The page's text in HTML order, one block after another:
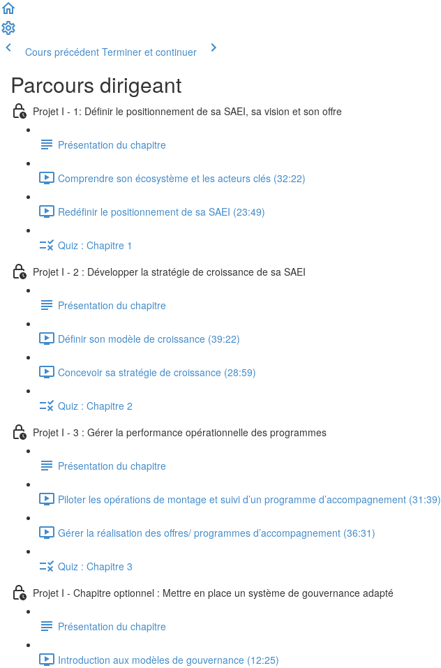
Cours précédent Terminer et continuer
Parcours dirigeant
Projet I - 1: Définir le positionnement de sa SAEI, sa vision et son offre
Présentation du chapitre
Comprendre son écosystème et les acteurs clés (32:22)
Redéfinir le positionnement de sa SAEI (23:49)
Quiz : Chapitre 1
Projet I - 2 : Développer la stratégie de croissance de sa SAEI
Présentation du chapitre
Définir son modèle de croissance (39:22)
Concevoir sa stratégie de croissance (28:59)
Quiz : Chapitre 2
Projet I - 3 : Gérer la performance opérationnelle des programmes
Présentation du chapitre
Piloter les opérations de montage et suivi d’un programme d’accompagnement (31:39)
Gérer la réalisation des offres/ programmes d’accompagnement (36:31)
Quiz : Chapitre 3
Projet I - Chapitre optionnel : Mettre en place un système de gouvernance adapté
Présentation du chapitre
Introduction aux modèles de gouvernance (12:25)